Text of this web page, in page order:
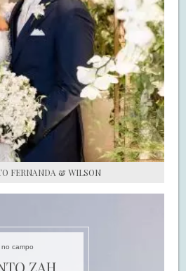
FERNANDA & WILSON
campo
ZAH